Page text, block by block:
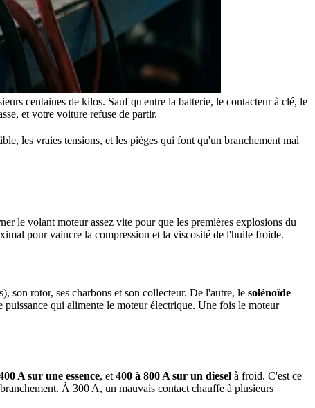
centaines de kilos. Sauf qu'entre la batterie, le contacteur à clé, le
et votre voiture refuse de partir.
les vraies tensions, et les pièges qui font qu'un branchement mal
le volant moteur assez vite pour que les premières explosions du
pour vaincre la compression et la viscosité de l'huile froide.
son rotor, ses charbons et son collecteur. De l'autre, le solénoïde
qui alimente le moteur électrique. Une fois le moteur
A sur une essence, et 400 à 800 A sur un diesel à froid. C'est ce
À 300 A, un mauvais contact chauffe à plusieurs